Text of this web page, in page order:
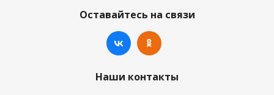
Оставайтесь на связи
Наши контакты